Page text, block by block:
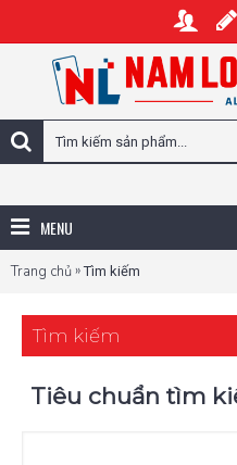
MENU
Trang chủ»Tìm kiếm
Tìm kiếm
Tiêu chuẩn tìm